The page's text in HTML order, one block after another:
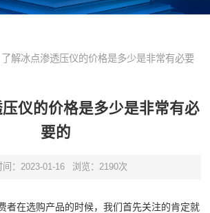
解冰点渗透压仪的价格是多少是非常有必要
仪的价格是多少是非常有必
要的
间：2023-01-16 浏览：2190次
在选购产品的时候，我们首先关注的肯定就